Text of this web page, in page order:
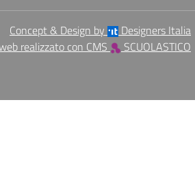
Concept & Design by
Designers Italia
realizzato con CMS
SCUOLASTICO